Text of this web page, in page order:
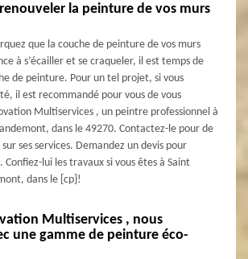
la peinture de vos murs
que la couche de peinture de vos murs
à s’écailler et se craqueler, il est temps de
de peinture. Pour un tel projet, si vous
il est recommandé pour vous de vous
Multiservices , un peintre professionnel à
dans le 49270. Contactez-le pour de
ses services. Demandez un devis pour
Confiez-lui les travaux si vous êtes à Saint
dans le [cp}!
Multiservices , nous
une gamme de peinture éco-